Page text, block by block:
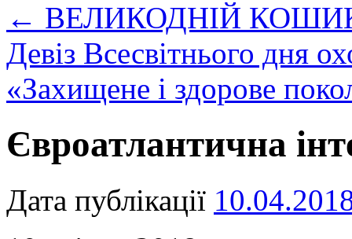
← ВЕЛИКОДНІЙ
Девіз Всесвітнього дня
«Захищене і здорове
Євроатлантична
Дата публікації